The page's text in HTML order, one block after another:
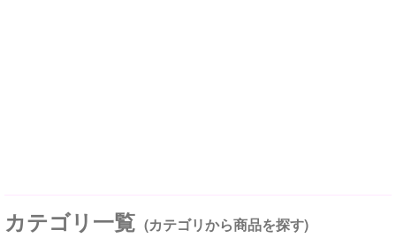
カテゴリ一覧 (カテゴリから商品を探す)